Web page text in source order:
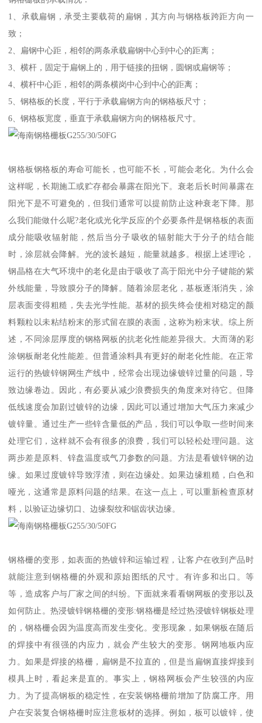
1、承载扁钢，承受主要载荷的扁钢，其方向与钢格板跨距方向一
致；
2、扁钢中心距，相邻的两条承载扁钢中心到中心的距离；
3、横杆，固定于扁钢上的，用于链接的扭钢，圆钢或扁钢等；
4、横杆中心距，相邻的两条横岗中心到中心的距离；
5、钢格板的长度，平行于承载扁钢方向的钢格板尺寸；
6、钢格板宽度，垂直于承载扁钢方向的钢格板尺寸。
钢格板钢格板的寿命可能长，也可能不长，可能会老化。为什么会
这样呢，长期施工或贮存都会暴露在阳光下。衰老后长时间暴露在
阳光下是不可避免的，但我们通常可以提前防止这种衰老下降。那
么我们能做什么呢?老化或光化学反应的个必要条件是钢格板的表面
成分能吸收辐射能，然后当分子吸收的辐射能大于分子的结合能
时，涂层就会降解。光的波长越短，能量就越多。根据上述理论，
钢晶格在大气环境中的老化是由于吸收了高于阳光中分子键能的紫
外线能量，导致膜分子的降解。随着涂层老化，基板逐渐消失，涂
层表面变得粗糙，失去光学性能。基材的损失终会使相对稳定的颜
料颗粒以未粘结粉末的形式留在膜的表面，这称为粉末状。综上所
述，不同涂层厚度的钢格网板的抗老化性能差异很大。大而薄的彩
涂钢板耐老化性能差。但普通涂料具有更好的耐老化性能。在正常
运行的热镀锌钢网生产线中，经常会出现边缘镀锌过量的问题，导
致边缘卷边。因此，有必要从减少浪费损失的角度来对待它。但降
低线速度会加剧过镀锌的边缘，因此可以通过增加大气压力来减少
镀锌量。通过生产一些锌含量低的产品，我们可以争取一些时间来
处理它们，这样就不会有很多的浪费，我们可以轻松处理问题。这
两步差是原料、锌盘温度或气刀参数的问题。方法是看镀锌钢的边
缘。如果过度镀锌导致浮渣，则在边缘处。如果边缘粗糙，白色和
哑光，这通常是原料问题的结果。在这一点上，可以重新检查原材
料，以验证边缘切口、边缘裂纹和锯齿状边缘。
钢格栅的变形，如表面的热镀锌和运输过程，让客户在收到产品时
就能注意到钢格栅的外观和原始图纸的尺寸。有许多和出口。等
等，造成客户与厂家之间的纠纷。下面就来看看钢网板的变形以及
如何防止。热浸镀锌钢格栅的变形:钢格栅是经过热浸镀锌钢板处理
的，钢格栅会因为温度高而发生变化。变形现象，如果钢板在随后
的焊接中有很强的内应力，就会产生较大的变形。钢网地板内应
力。如果是焊接的格栅，扁钢是不拉直的，但是当扁钢直接焊接到
模具上时，看起来是直的。事实上，钢格网板会产生较强的内应
力。为了提高钢板的稳定性，在安装钢格栅前增加了防腐工序。用
户在安装复合钢格栅时应注意板材的选择。例如，板可以镀锌，使